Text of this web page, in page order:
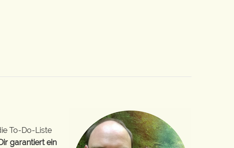
To-Do-Liste
garantiert ein